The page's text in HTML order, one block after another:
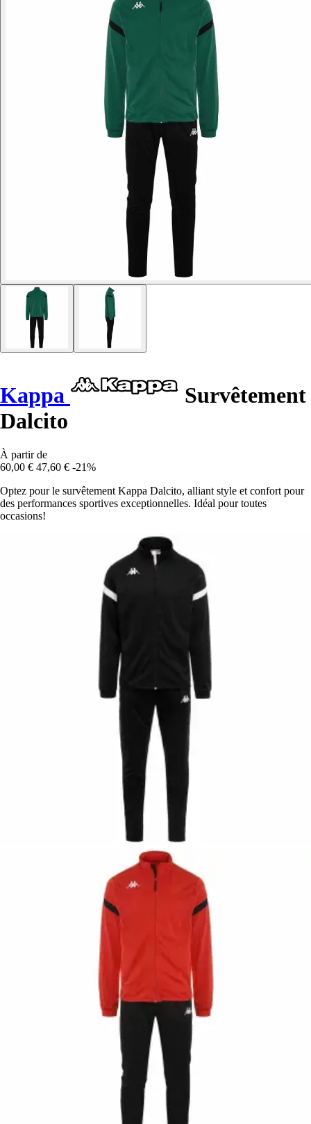
Kappa
Survêtement
Dalcito
À partir de
60,00 € 47,60 € -21%
Optez pour le survêtement Kappa Dalcito, alliant style et confort pour
des performances sportives exceptionnelles. Idéal pour toutes
occasions!